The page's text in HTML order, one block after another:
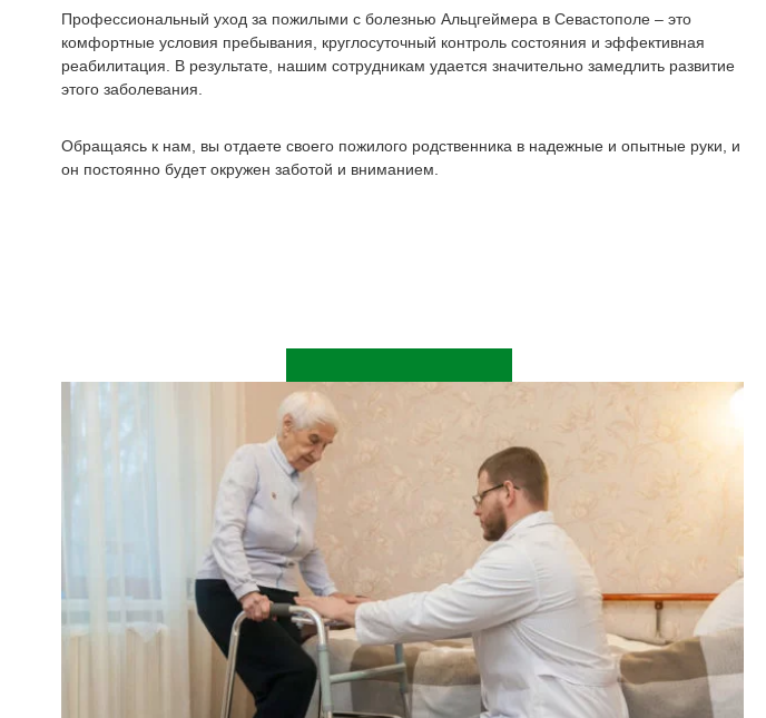
Профессиональный уход за пожилыми с болезнью Альцгеймера в Севастополе – это
комфортные условия пребывания, круглосуточный контроль состояния и эффективная
реабилитация. В результате, нашим сотрудникам удается значительно замедлить развитие
этого заболевания.
Обращаясь к нам, вы отдаете своего пожилого родственника в надежные и опытные руки, и
он постоянно будет окружен заботой и вниманием.